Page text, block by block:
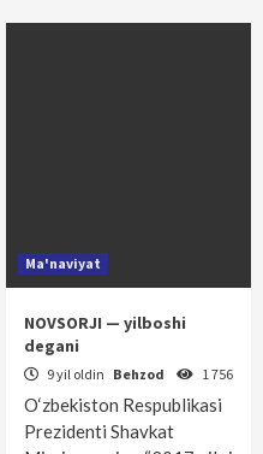
Ma'naviyat
NOVSORJI — yilboshi
degani
9 yil oldin Behzod 1 756
O‘zbekiston Respublikasi
Prezidenti Shavkat